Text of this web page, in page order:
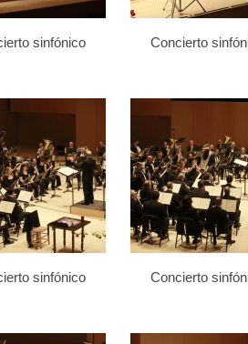
sinfónico Concierto
sinfónico Concierto